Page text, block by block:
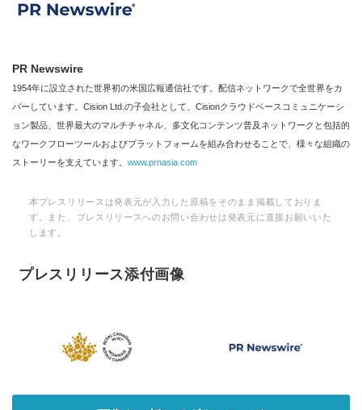
PR Newswire
1954年に設立された世界初の米国広報通信社です。配信ネットワークで全世界をカ
バーしています。Cision Ltd.の子会社として、Cisionクラウドベースコミュニケーシ
ョン製品、世界最大のマルチチャネル、多文化コンテンツ普及ネットワークと包括的
なワークフローツールおよびプラットフォームを組み合わせることで、様々な組織の
ストーリーを支えています。 www.prnasia.com
本プレスリリースは発表元が入力した原稿をそのまま掲載しておりま
す。また、プレスリリースへのお問い合わせは発表元に直接お願いいた
します。
プレスリリース添付画像